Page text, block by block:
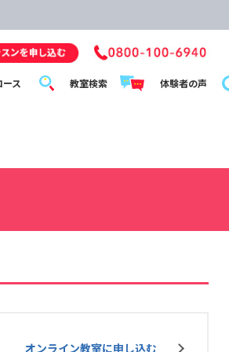
ス 教室検索 体験者の声
オンライン教室に申し込む